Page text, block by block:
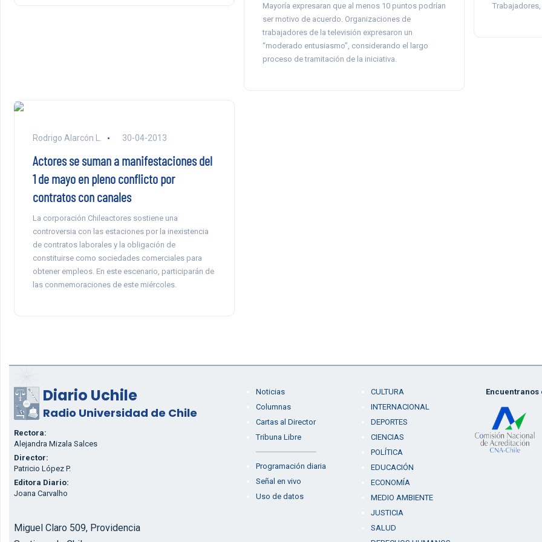
Mayoría expresaran que al menos 10 puntos podrían
ser motivo de acuerdo. Organizaciones de
trabajadores de la televisión expresaron un
“moderado entusiasmo”, considerando el largo
proceso de tramitación de la iniciativa.
Trabajadores,
Rodrigo Alarcón L. 30-04-2013
Actores se suman a manifestaciones del
1 de mayo en pleno conflicto por
contratos con canales
La corporación Chileactores sostiene una
controversia con las estaciones por la inexistencia
de contratos laborales y la obligación de
constituirse como sociedades comerciales para
obtener empleos. En este escenario, participarán de
las conmemoraciones de este miércoles.
Diario Uchile
Radio Universidad de Chile
Rectora:
Alejandra Mizala Salces
Director:
Patricio López P.
Editora Diario:
Joana Carvalho
Miguel Claro 509, Providencia
Noticias
Columnas
Cartas al Director
Tribuna Libre
Programación diaria
Señal en vivo
Uso de datos
CULTURA
INTERNACIONAL
DEPORTES
CIENCIAS
POLÍTICA
EDUCACIÓN
ECONOMÍA
MEDIO AMBIENTE
JUSTICIA
SALUD
Encuentranos